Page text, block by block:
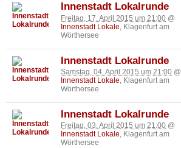
Innenstadt Lokalrunde
Freitag, 17. April 2015 um 21:00 @
Innenstadt Lokale , Klagenfurt am
Wörthersee
Innenstadt Lokalrunde
Samstag, 04. April 2015 um 21:00 @
Innenstadt Lokale, Klagenfurt am
Wörthersee
Innenstadt Lokalrunde
Freitag, 03. April 2015 um 21:00 @
Innenstadt Lokale, Klagenfurt am
Wörthersee